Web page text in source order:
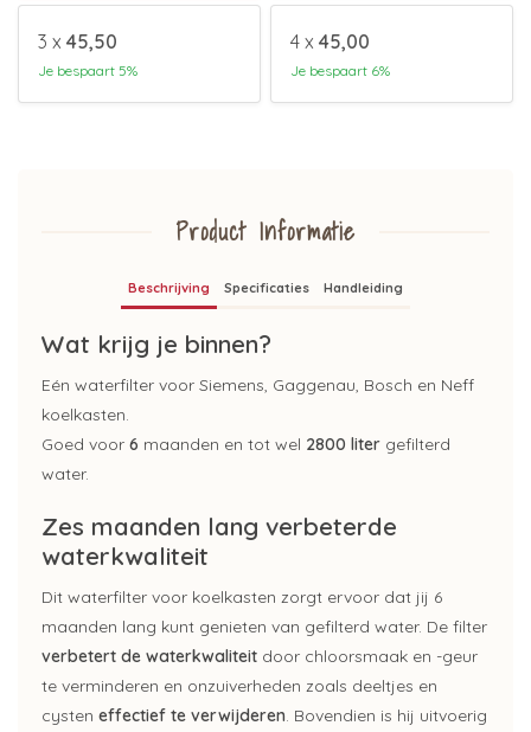
3 x 45,50
Je bespaart 5%
4 x 45,00
Je bespaart 6%
Product Informatie
Beschrijving Specificaties Handleiding
Wat krijg je binnen?
Eén waterfilter voor Siemens, Gaggenau, Bosch en Neff
koelkasten.
Goed voor 6 maanden en tot wel 2800 liter gefilterd
water.
Zes maanden lang verbeterde
waterkwaliteit
Dit waterfilter voor koelkasten zorgt ervoor dat jij 6
maanden lang kunt genieten van gefilterd water. De filter
verbetert de waterkwaliteit door chloorsmaak en -geur
te verminderen en onzuiverheden zoals deeltjes en
cysten effectief te verwijderen. Bovendien is hij uitvoerig